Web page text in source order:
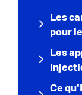
Les
pour
Les
Ce